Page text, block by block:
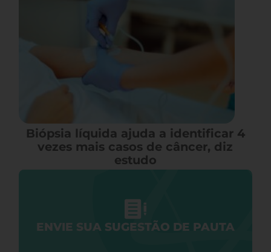
Biópsia líquida ajuda a identificar 4
vezes mais casos de câncer, diz
estudo
ENVIE SUA SUGESTÃO DE PAUTA